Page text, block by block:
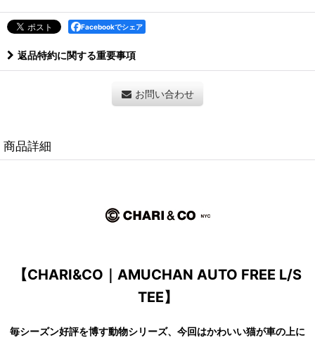
Facebookでシェア
返品特約に関する重要事項
お問い合わせ
商品詳細
【CHARI&CO｜AMUCHAN AUTO FREE L/S
TEE】
毎シーズン好評を博す動物シリーズ、今回はかわいい猫が車の上に